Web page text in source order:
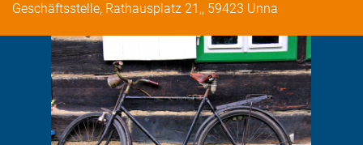
Geschäftsstelle, Rathausplatz 21,, 59423 Unna